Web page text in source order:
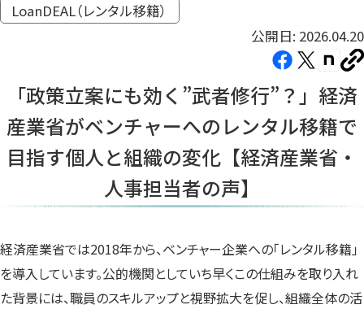
LoanDEAL（レンタル移籍）
公開日: 2026.04.20
Facebook（新
タ
で
き
す）
X（新
い
タ
ブ
で
き
す）
note（新
い
タ
ブ
で
き
す）
コ
ピ
ー
「政策立案にも効く”武者修行”？」経済
産業省がベンチャーへのレンタル移籍で
目指す個人と組織の変化【経済産業省・
人事担当者の声】
経済産業省では2018年から、ベンチャー企業への「レンタル移籍」
を導入しています。公的機関としていち早くこの仕組みを取り入れ
た背景には、職員のスキルアップと視野拡大を促し、組織全体の活